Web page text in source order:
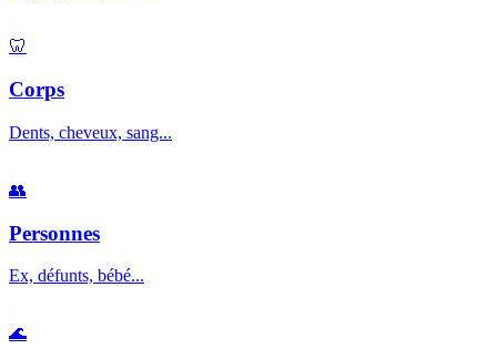
🦷
Corps
Dents, cheveux, sang...
👥
Personnes
Ex, défunts, bébé...
🌊